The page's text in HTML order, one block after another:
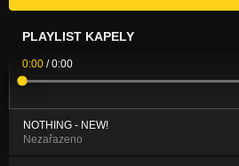
PLAYLIST KAPELY
0:00 /0:00
NOTHING - NEW!
Nezařazeno